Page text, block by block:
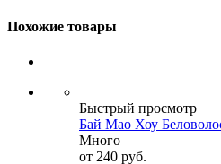
Похожие товары
Быстрый просмотр
Бай Мао Хоу
Много
от 240 руб.